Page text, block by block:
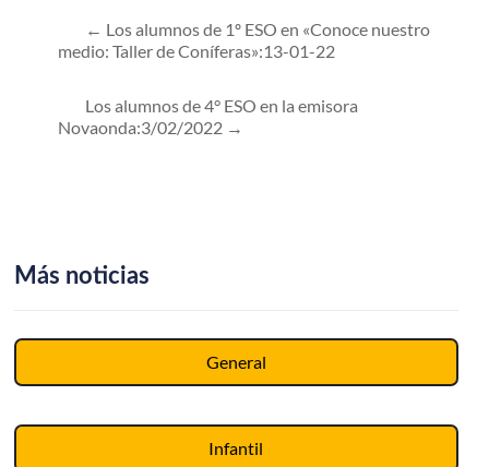
← Los alumnos de 1º ESO en «Conoce nuestro
medio: Taller de Coníferas»:13-01-22
Los alumnos de 4° ESO en la emisora
Novaonda:3/02/2022 →
Más noticias
General
Infantil